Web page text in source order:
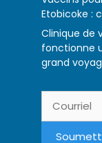
Etobicoke :
Clinique de
fonctionne
grand